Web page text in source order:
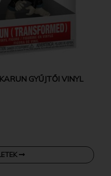
GYŰJTŐI VINYL